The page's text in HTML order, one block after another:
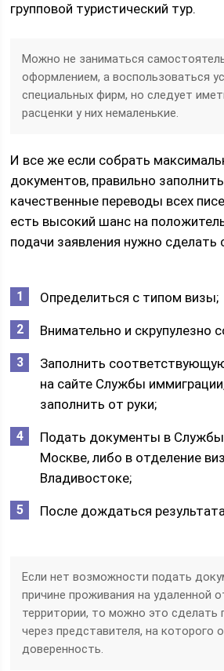
групповой туристический тур.
Можно не заниматься
оформлением, а воспользоваться
специальных фирм, но следует
расценки у них немаленькие.
И все же если собрать
документов, правильно
качественные переводы всех
есть высокий шанс на
подачи заявления нужно
Определиться с типом визы;
Внимательно и скрупулезно
Заполнить
на сайте Службы
заполнить от руки;
Подать документы в
Москве, либо в отделение
Владивостоке;
После дождаться
Если нет возможности подать
причине проживания на удаленной
территории, то можно это сделать
через представителя, на которого
доверенность.